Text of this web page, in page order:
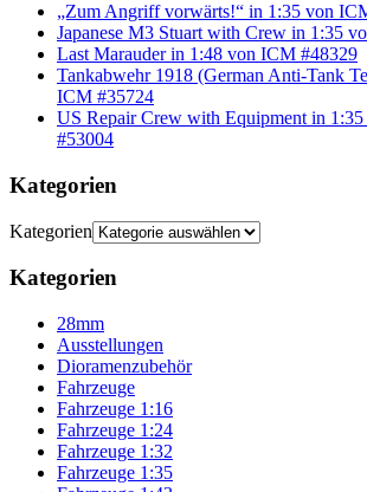
„Zum Angriff vorwärts!“ in 1:35 von
Japanese M3 Stuart with Crew in 1:35
Last Marauder in 1:48 von ICM #48329
Tankabwehr 1918 (German Anti-Tank
ICM #35724
US Repair Crew with Equipment in
#53004
Kategorien
Kategorien
Kategorien
28mm
Ausstellungen
Dioramenzubehör
Fahrzeuge
Fahrzeuge 1:16
Fahrzeuge 1:24
Fahrzeuge 1:32
Fahrzeuge 1:35